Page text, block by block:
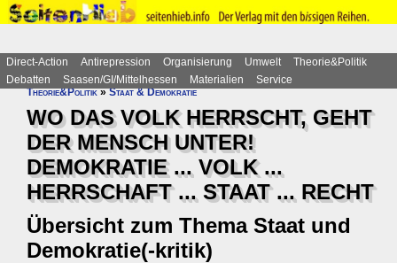
Direct-Action Antirepression Organisierung Umwelt
Theorie&Politik
Debatten
Saasen/GI/Mittelhessen Materialien
Service
Theorie&Politik»Staat & Demokratie
WO DAS VOLK HERRSCHT, GEHT
DER MENSCH UNTER!
DEMOKRATIE ... VOLK ...
HERRSCHAFT ... STAAT ... RECHT
Übersicht zum Thema Staat und
Demokratie(-kritik)